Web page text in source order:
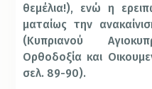
θεμέλια!), ενώ η
ματαίως την
(Κυπριανού
Ορθοδοξία και
σελ. 89-90).